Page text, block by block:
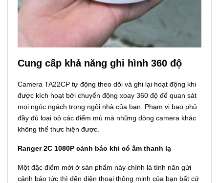
Cung cấp khả năng ghi hình 360 độ
Camera TA22CP tự động theo dõi và ghi lại hoạt động khi
được kích hoạt bởi chuyển động xoay 360 độ để quan sát
mọi ngóc ngách trong ngôi nhà của bạn. Phạm vi bao phủ
đầy đủ loại bỏ các điểm mù mà những dòng camera khác
không thể thực hiện được.
Ranger 2C 1080P cảnh báo khi có âm thanh lạ
Một đặc điểm mới ở sản phẩm này chính là tính năn gửi
cảnh báo tức thì đến điện thoại thông minh của bạn bất cứ